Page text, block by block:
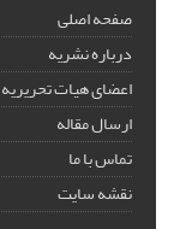
صفحه اصلی
درباره نشریه
اعضای هیات تحریریه
ارسال مقاله
تماس با ما
نقشه سایت